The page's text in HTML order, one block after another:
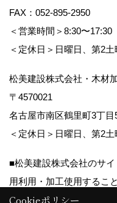
FAX：052-895-2950
＜営業時間＞8:30〜17:30
＜定休日＞日曜日、第2
松美建設株式会社・木材
〒4570021
名古屋市南区鶴里町3丁
＜定休日＞日曜日、第2
■松美建設株式会社のサ
用利用・加工使用するこ
Cookieポリシー